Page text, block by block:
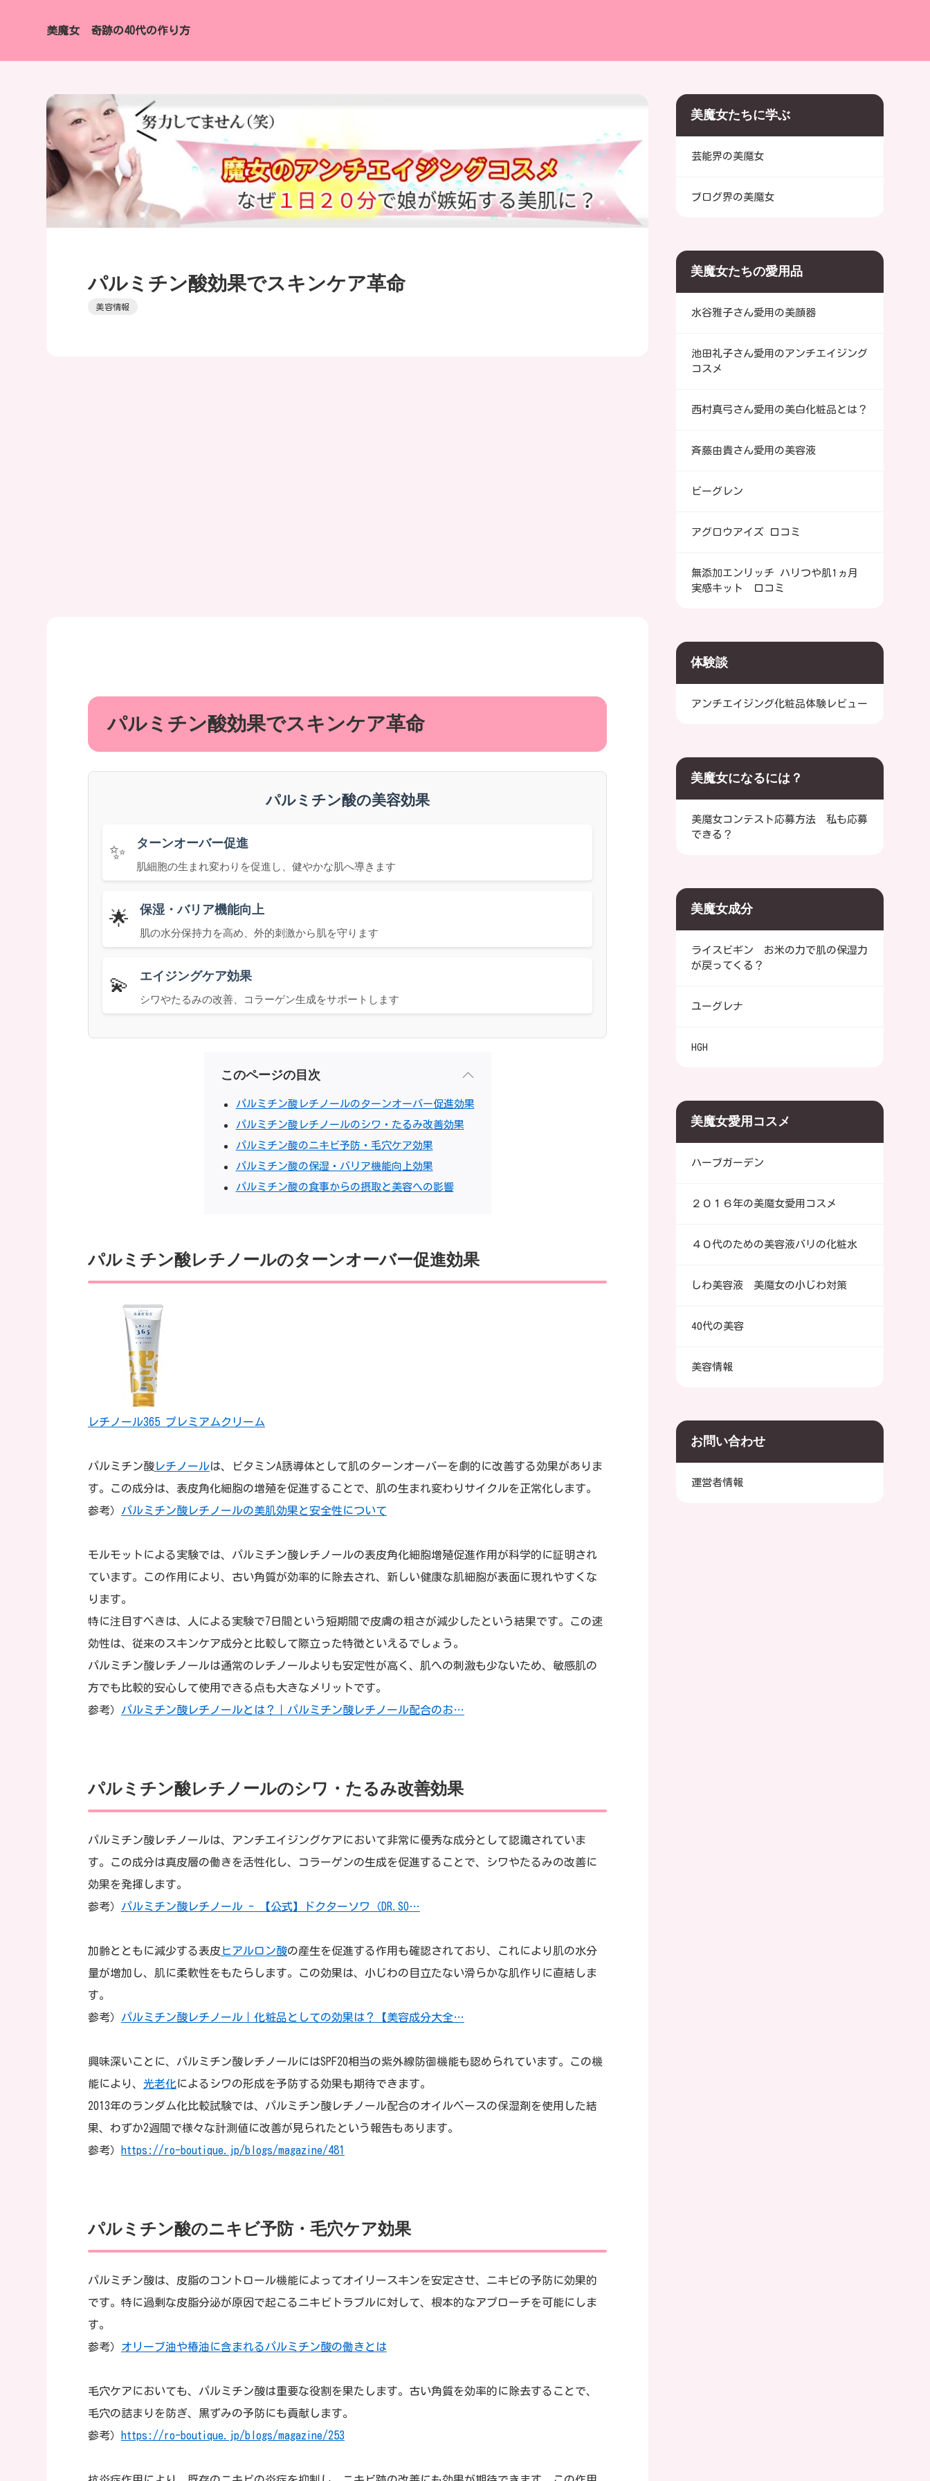
美魔女 奇跡の40代の作り方
パルミチン酸効果でスキンケア革命
美容情報
パルミチン酸効果でスキンケア革命
パルミチン酸の美容効果
✨ ターンオーバー促進
肌細胞の生まれ変わりを促進し、健やかな肌へ導きます
🌟 保湿・バリア機能向上
肌の水分保持力を高め、外的刺激から肌を守ります
💫 エイジングケア効果
シワやたるみの改善、コラーゲン生成をサポートします
このページの目次
パルミチン酸レチノールのターンオーバー促進効果
パルミチン酸レチノールのシワ・たるみ改善効果
パルミチン酸のニキビ予防・毛穴ケア効果
パルミチン酸の保湿・バリア機能向上効果
パルミチン酸の食事からの摂取と美容への影響
パルミチン酸レチノールのターンオーバー促進効果
レチノール365 プレミアムクリーム
パルミチン酸レチノールは、ビタミンA誘導体として肌のターンオーバーを劇的に改善する効果がありま
す。この成分は、表皮角化細胞の増殖を促進することで、肌の生まれ変わりサイクルを正常化します。
参考） パルミチン酸レチノールの美肌効果と安全性について
モルモットによる実験では、パルミチン酸レチノールの表皮角化細胞増殖促進作用が科学的に証明され
ています。この作用により、古い角質が効率的に除去され、新しい健康な肌細胞が表面に現れやすくな
ります。
特に注目すべきは、人による実験で7日間という短期間で皮膚の粗さが減少したという結果です。この速
効性は、従来のスキンケア成分と比較して際立った特徴といえるでしょう。
パルミチン酸レチノールは通常のレチノールよりも安定性が高く、肌への刺激も少ないため、敏感肌の
方でも比較的安心して使用できる点も大きなメリットです。
参考） パルミチン酸レチノールとは？｜パルミチン酸レチノール配合のお…
パルミチン酸レチノールのシワ・たるみ改善効果
パルミチン酸レチノールは、アンチエイジングケアにおいて非常に優秀な成分として認識されていま
す。この成分は真皮層の働きを活性化し、コラーゲンの生成を促進することで、シワやたるみの改善に
効果を発揮します。
参考） パルミチン酸レチノール - 【公式】ドクターソワ（DR.SO…
加齢とともに減少する表皮 ヒアルロン酸の産生を促進する作用も確認されており、これにより肌の水分
量が増加し、肌に柔軟性をもたらします。この効果は、小じわの目立たない滑らかな肌作りに直結しま
す。
参考） パルミチン酸レチノール｜化粧品としての効果は？【美容成分大全…
興味深いことに、パルミチン酸レチノールにはSPF20相当の紫外線防御機能も認められています。この機
能により、 光老化によるシワの形成を予防する効果も期待できます。
2013年のランダム化比較試験では、パルミチン酸レチノール配合のオイルベースの保湿剤を使用した結
果、わずか2週間で様々な計測値に改善が見られたという報告もあります。
参考）
https://ro-boutique.jp/blogs/magazine/481
パルミチン酸のニキビ予防・毛穴ケア効果
パルミチン酸は、皮脂のコントロール機能によってオイリースキンを安定させ、ニキビの予防に効果的
です。特に過剰な皮脂分泌が原因で起こるニキビトラブルに対して、根本的なアプローチを可能にしま
す。
参考） オリーブ油や椿油に含まれるパルミチン酸の働きとは
毛穴ケアにおいても、パルミチン酸は重要な役割を果たします。古い角質を効率的に除去することで、
毛穴の詰まりを防ぎ、黒ずみの予防にも貢献します。
参考）
https://ro-boutique.jp/blogs/magazine/253
美魔女たちに学ぶ
芸能界の美魔女
ブログ界の美魔女
美魔女たちの愛用品
水谷雅子さん愛用の美顔器
池田礼子さん愛用のアンチエイジング
コスメ
西村真弓さん愛用の美白化粧品とは？
斉藤由貴さん愛用の美容液
ビーグレン
アグロウアイズ 口コミ
無添加エンリッチ ハリつや肌1ヵ月
実感キット 口コミ
体験談
アンチエイジング化粧品体験レビュー
美魔女になるには？
美魔女コンテスト応募方法 私も応募
できる？
美魔女成分
ライスビギン お米の力で肌の保湿力
が戻ってくる？
ユーグレナ
HGH
美魔女愛用コスメ
ハーブガーデン
２０１６年の美魔女愛用コスメ
４０代のための美容液バリの化粧水
しわ美容液 美魔女の小じわ対策
40代の美容
美容情報
お問い合わせ
運営者情報